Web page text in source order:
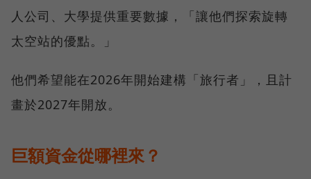
人公司、大學提供重要數據，「讓他們探索旋轉
太空站的優點。」
他們希望能在2026年開始建構「旅行者」，且計
畫於2027年開放。
巨額資金從哪裡來？